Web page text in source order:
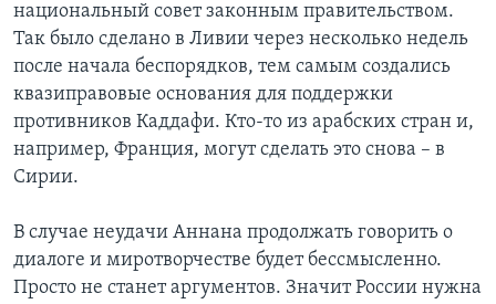
национальный совет законным правительством.
Так было сделано в Ливии через несколько недель
после начала беспорядков, тем самым создались
квазиправовые основания для поддержки
противников Каддафи. Кто-то из арабских стран и,
например, Франция, могут сделать это снова – в
Сирии.
В случае неудачи Аннана продолжать говорить о
диалоге и миротворчестве будет бессмысленно.
Просто не станет аргументов. Значит России нужна